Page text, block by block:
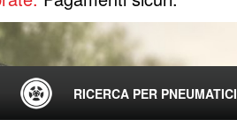
RICERCA PER PNEUMATICI